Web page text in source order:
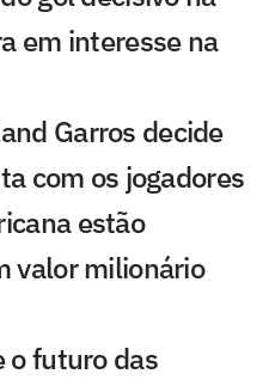
em interesse na
Garros decide
com os jogadores
estão
valor milionário
o futuro das